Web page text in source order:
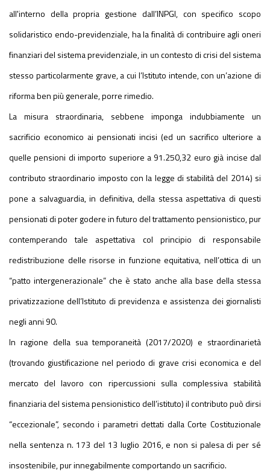
all'interno della propria gestione dall’INPGI, con specifico scopo
solidaristico endo-previdenziale, ha la finalità di contribuire agli oneri
finanziari del sistema previdenziale, in un contesto di crisi del sistema
stesso particolarmente grave, a cui l’Istituto intende, con un’azione di
riforma ben più generale, porre rimedio.
La misura straordinaria, sebbene imponga indubbiamente un
sacrificio economico ai pensionati incisi (ed un sacrifico ulteriore a
quelle pensioni di importo superiore a 91.250,32 euro già incise dal
contributo straordinario imposto con la legge di stabilità del 2014) si
pone a salvaguardia, in definitiva, della stessa aspettativa di questi
pensionati di poter godere in futuro del trattamento pensionistico, pur
contemperando tale aspettativa col principio di responsabile
redistribuzione delle risorse in funzione equitativa, nell’ottica di un
“patto intergenerazionale” che è stato anche alla base della stessa
privatizzazione dell’Istituto di previdenza e assistenza dei giornalisti
negli anni 90.
In ragione della sua temporaneità (2017/2020) e straordinarietà
(trovando giustificazione nel periodo di grave crisi economica e del
mercato del lavoro con ripercussioni sulla complessiva stabilità
finanziaria del sistema pensionistico dell’istituto) il contributo può dirsi
“eccezionale”, secondo i parametri dettati dalla Corte Costituzionale
nella sentenza n. 173 del 13 luglio 2016, e non si palesa di per sé
insostenibile, pur innegabilmente comportando un sacrificio.